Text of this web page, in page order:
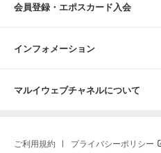
会員登録・エポスカード入会
インフォメーション
マルイウェブチャネルについて
ご利用規約 プライバシーポリシー